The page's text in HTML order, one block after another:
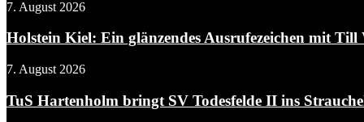
7. August 2026
Holstein Kiel: Ein glänzendes Ausrufezeichen mit Till
7. August 2026
TuS Hartenholm bringt SV Todesfelde II ins